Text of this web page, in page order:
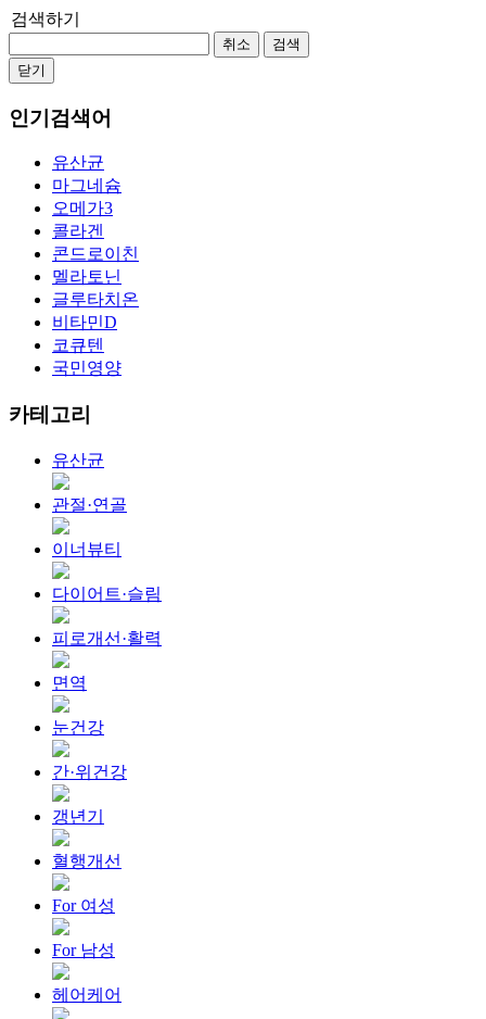
검색하기
취소
검색
닫기
인기검색어
유산균
마그네슘
오메가3
콜라겐
콘드로이친
멜라토닌
글루타치온
비타민D
코큐텐
국민영양
카테고리
유산균
관절·연골
이너뷰티
다이어트·슬림
피로개선·활력
면역
눈건강
간·위건강
갱년기
혈행개선
For 여성
For 남성
헤어케어